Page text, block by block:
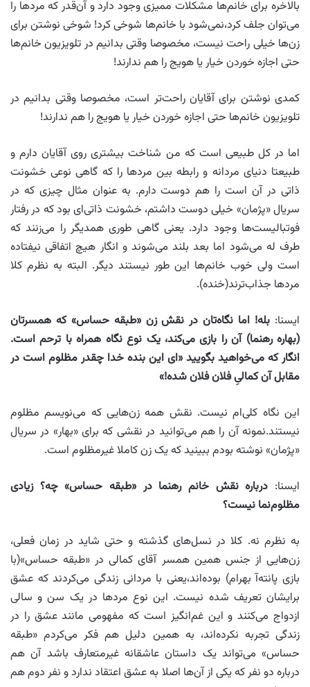
بالاخره برای خانم‌ها مشکلات ممیزی وجود دارد و آن‌قدر که مردها را
می‌توان جلف کرد،نمی‌شود با خانم‌ها شوخی کرد! شوخی نوشتن برای
زن‌ها خیلی راحت نیست، مخصوصا وقتی بدانیم در تلویزیون خانم‌ها
حتی اجازه خوردن خیار یا هویج را هم ندارند!
کمدی نوشتن برای آقایان راحت‌تر است، مخصوصا وقتی بدانیم در
تلویزیون خانم‌ها حتی اجازه خوردن خیار یا هویج را هم ندارند!
اما در کل طبیعی است که من شناخت بیشتری روی آقایان دارم و
طبیعتا دنیای مردانه و رابطه بین مردها را که گاهی نوعی خشونت
ذاتی در آن است را هم دوست دارم. به عنوان مثال چیزی که در
سریال «پژمان» خیلی دوست داشتم،‌ خشونت ذاتی‌ای بود که در رفتار
فوتبالیست‌ها وجود دارد. یعنی گاهی طوری همدیگر را می‌زنند که
طرف له می‌شود اما بعد بلند می‌شوند و انگار هیچ اتفاقی نیفتاده
است ولی خوب خانم‌ها این طور نیستند دیگر. البته به نظرم کلا
مردها جذاب‌ترند(خنده).
ایسنا: بله! اما نگاه‌تان در نقش زن «طبقه حساس» که همسرتان
(بهاره رهنما) آن را بازی می‌کند، یک نوع نگاه همراه با ترحم است.
انگار که می‌خواهید بگویید «ای این بنده خدا چقدر مظلوم است در
مقابل آن کمالیِ فلان فلان شده!»
این نگاه کلی‌ام نیست. نقش همه‌ زن‌هایی که می‌نویسم مظلوم
نیستند.نمونه آن را هم می‌توانید در نقشی که برای «بهار» در سریال
«پژمان» نوشته بودم ببینید که یک زن کاملا غیرمظلوم است.
ایسنا: درباره نقش خانم رهنما در «طبقه حساس» چه؟ زیادی
مظلوم‌نما نیست؟
به نظرم نه. کلا در نسل‌های گذشته و حتی شاید در زمان فعلی،
زن‌هایی از جنس همین همسر آقای کمالی در «طبقه حساس»(با
بازی پانته‌آ بهرام) بوده‌اند،یعنی با مردانی زندگی می‌کردند که عشق
برایشان تعریف شده نیست. این‌ نوع مردها در یک سن و سالی
ازدواج می‌کنند و این غم‌انگیز است که مفهومی مانند عشق را در
زندگی تجربه نکرده‌اند، به همین دلیل هم فکر می‌کردم «طبقه
حساس» می‌تواند یک داستان عاشقانه غیرمتعارف باشد آن هم
درباره دو نفر که یکی از آن‌ها اصلا به عشق اعتقاد ندارد و نفر دوم هم